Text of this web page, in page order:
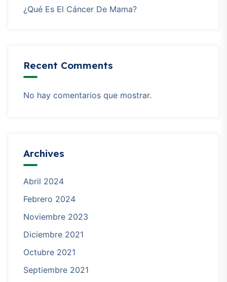
¿Qué Es El Cáncer De Mama?
Recent Comments
No hay comentarios que mostrar.
Archives
Abril 2024
Febrero 2024
Noviembre 2023
Diciembre 2021
Octubre 2021
Septiembre 2021